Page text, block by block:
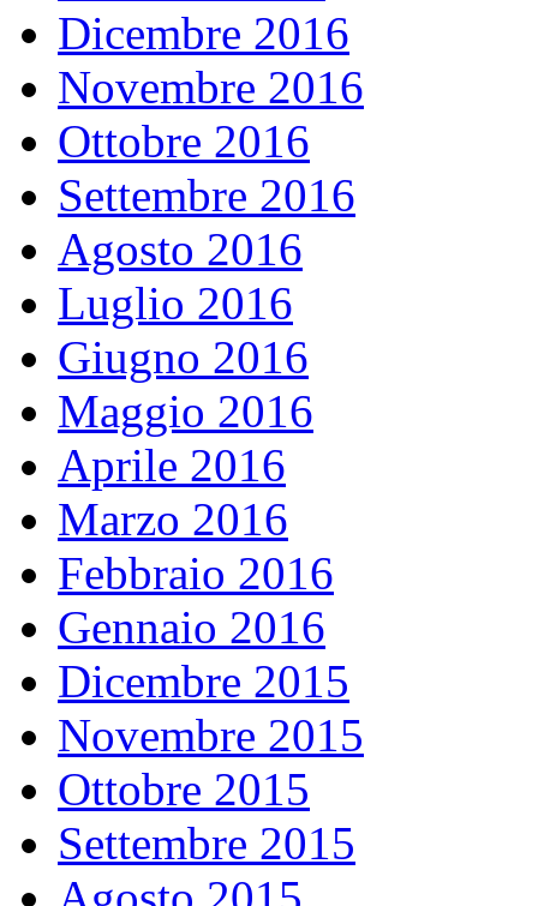
Dicembre 2016
Novembre 2016
Ottobre 2016
Settembre 2016
Agosto 2016
Luglio 2016
Giugno 2016
Maggio 2016
Aprile 2016
Marzo 2016
Febbraio 2016
Gennaio 2016
Dicembre 2015
Novembre 2015
Ottobre 2015
Settembre 2015